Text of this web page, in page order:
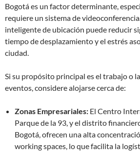
Bogotá es un factor determinante,
requiere un sistema de
inteligente de ubicación puede reducir
tiempo de desplazamiento y el estrés
ciudad.
Si su propósito principal es el trabajo o
eventos, considere alojarse cerca de:
Zonas Empresariales: El Centro
Parque de la 93, y el distrito
Bogotá, ofrecen una alta
working spaces, lo que facilita la